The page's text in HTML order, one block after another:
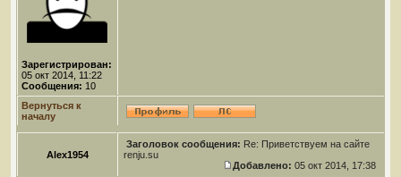
Зарегистрирован:
05 окт 2014, 11:22
Сообщения: 10
Вернуться к
началу
Alex1954
Заголовок сообщения: Re: Приветствуем на сайте
renju.su
Добавлено: 05 окт 2014, 17:38